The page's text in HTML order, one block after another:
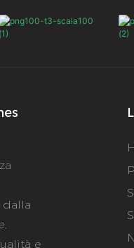
dalla
e